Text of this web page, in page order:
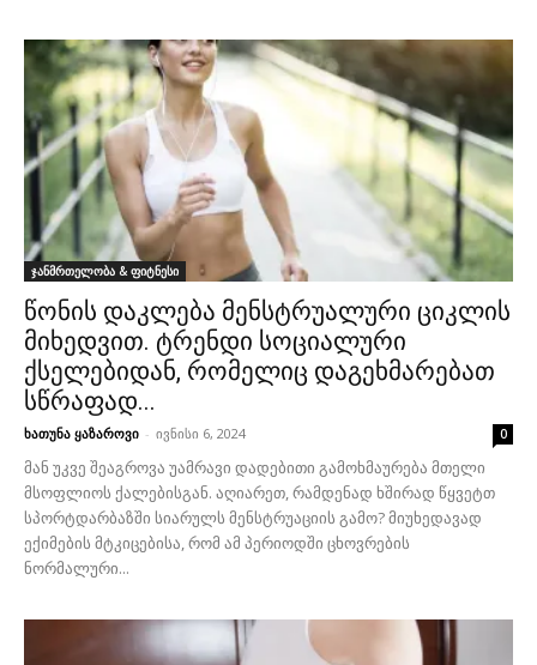
ჯანმრთელობა & ფიტნესი
წონის დაკლება მენსტრუალური ციკლის
მიხედვით. ტრენდი სოციალური
ქსელებიდან, რომელიც დაგეხმარებათ
სწრაფად...
ხათუნა ყაზაროვი - ივნისი 6, 2024 0
მან უკვე შეაგროვა უამრავი დადებითი გამოხმაურება მთელი
მსოფლიოს ქალებისგან. აღიარეთ, რამდენად ხშირად წყვეტთ
სპორტდარბაზში სიარულს მენსტრუაციის გამო? მიუხედავად
ექიმების მტკიცებისა, რომ ამ პერიოდში ცხოვრების
ნორმალური...